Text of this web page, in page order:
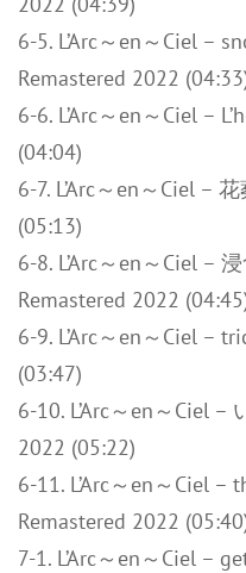
6-5. L’Arc～en～Ciel –
Remastered 2022
6-6. L’Arc～en～Ciel –
(04:04)
6-7. L’Arc～en～Ciel –
(05:13)
6-8. L’Arc～en～Ciel –
Remastered 2022
6-9. L’Arc～en～Ciel –
(03:47)
6-10. L’Arc～en～Ciel –
2022 (05:22)
6-11. L’Arc～en～Ciel
Remastered 2022
7-1. L’Arc～en～Ciel –